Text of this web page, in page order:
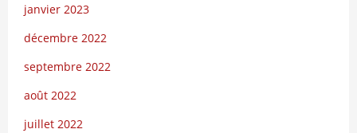
janvier 2023
décembre 2022
septembre 2022
août 2022
juillet 2022